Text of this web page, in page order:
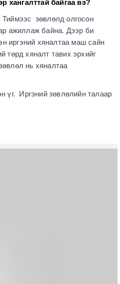
хангалттай байгаа вэ?
Тиймээс зөвлөлд олгосон
ажиллаж байна. Дээр би
иргэний хяналтаа маш сайн
төрд хяналт тавих эрхийг
нь хяналтаа
үг. Иргэний зөвлөлийн талаар